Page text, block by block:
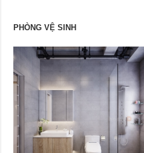
PHÒNG VỆ SINH